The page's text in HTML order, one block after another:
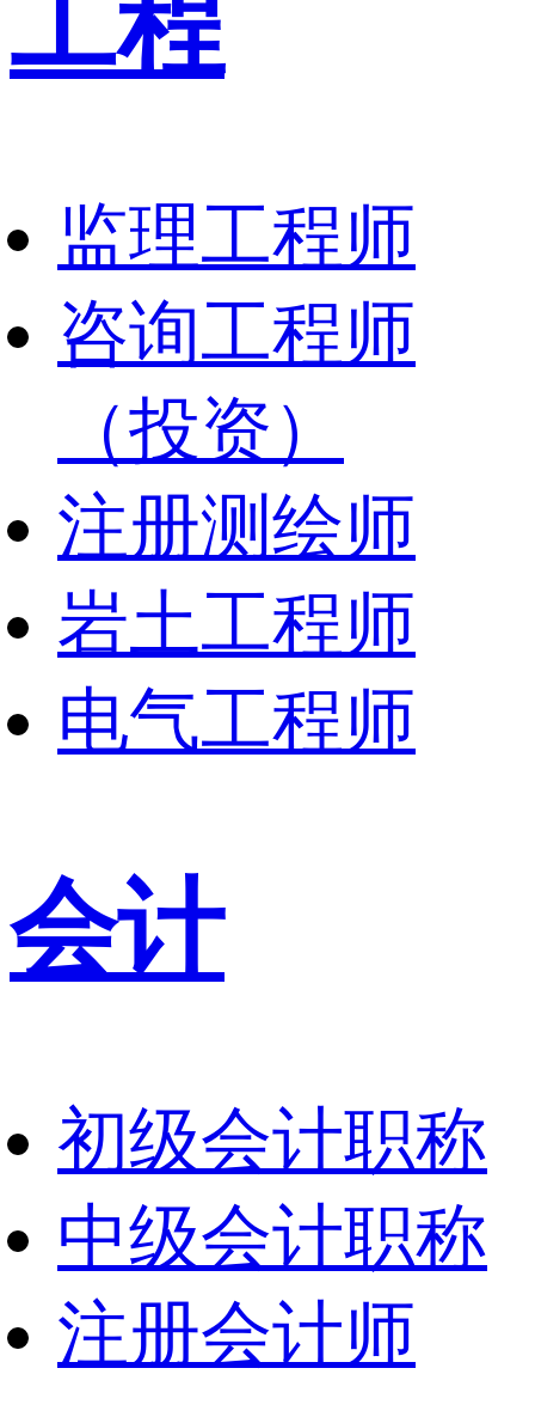
工程
监理工程师
咨询工程师
（投资）
注册测绘师
岩土工程师
电气工程师
会计
初级会计职称
中级会计职称
注册会计师